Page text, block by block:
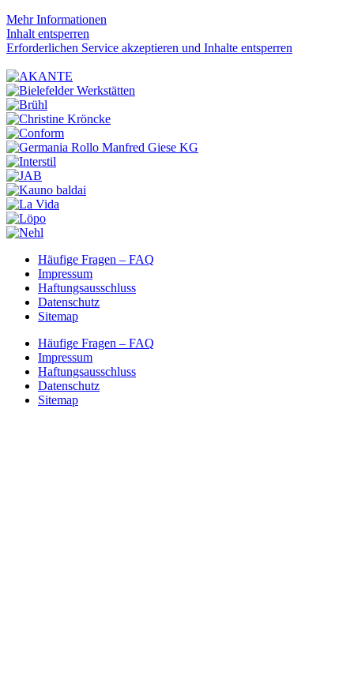
Mehr Informationen
Inhalt entsperren
Erforderlichen Service akzeptieren und Inhalte entsperren
Häufige Fragen – FAQ
Impressum
Haftungsausschluss
Datenschutz
Sitemap
Häufige Fragen – FAQ
Impressum
Haftungsausschluss
Datenschutz
Sitemap